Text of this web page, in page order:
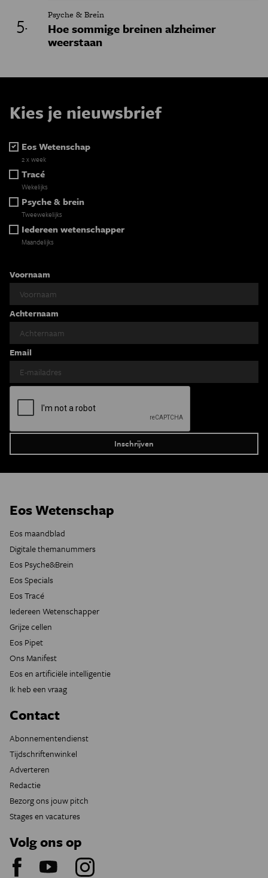
Psyche & Brein
Hoe sommige breinen alzheimer
weerstaan
Kies je nieuwsbrief
Eos Wetenschap
2 x week
Tracé
Wekelijks
Psyche & brein
Tweewekelijks
Iedereen wetenschapper
Maandelijks
Voornaam
Achternaam
Email
Eos Wetenschap
Eos maandblad
Digitale themanummers
Eos Psyche&Brein
Eos Specials
Eos Tracé
Iedereen Wetenschapper
Grijze cellen
Eos Pipet
Ons Manifest
Eos en artificiële intelligentie
Ik heb een vraag
Contact
Abonnementendienst
Tijdschriftenwinkel
Adverteren
Redactie
Bezorg ons jouw pitch
Stages en vacatures
Volg ons op